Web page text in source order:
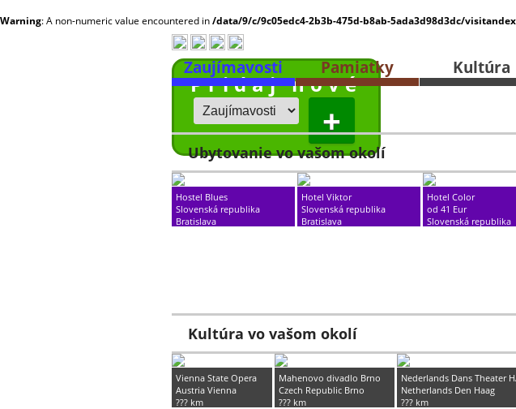
Warning: A non-numeric value encountered in/data/9/c/9c05edc4-2b3b-475d-b8ab-5ada3d98d3dc/
Pridaj nové
Zaujímavosti Pamiatky Kultúra
Obce
Ubytovanie vo vašom okolí
Hostel Blues
Slovenská republika
Bratislava
Hotel Viktor
Slovenská republika
Bratislava
Hotel Color
od 41 Eur
Slovenská republika
Kultúra vo vašom okolí
Vienna State Opera
Austria Vienna
??? km
Mahenovo divadlo Brno
Czech Republic Brno
??? km
Nederlands Dans Theater
Netherlands Den Haag
??? km